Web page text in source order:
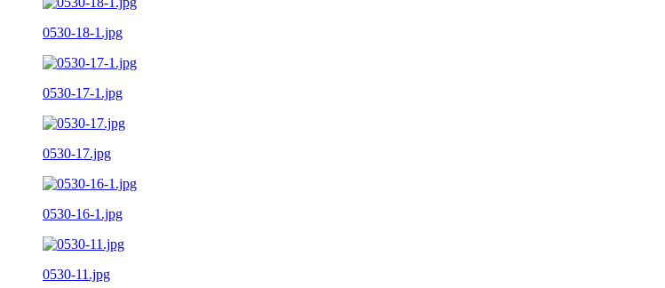
0530-18-1.jpg
0530-17-1.jpg
0530-17.jpg
0530-16-1.jpg
0530-11.jpg